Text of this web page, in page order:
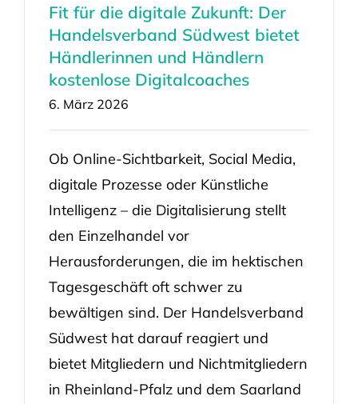
Fit für die digitale Zukunft: Der
Handelsverband Südwest bietet
Händlerinnen und Händlern
kostenlose Digitalcoaches
6. März 2026
Ob Online-Sichtbarkeit, Social Media,
digitale Prozesse oder Künstliche
Intelligenz – die Digitalisierung stellt
den Einzelhandel vor
Herausforderungen, die im hektischen
Tagesgeschäft oft schwer zu
bewältigen sind. Der Handelsverband
Südwest hat darauf reagiert und
bietet Mitgliedern und Nichtmitgliedern
in Rheinland-Pfalz und dem Saarland